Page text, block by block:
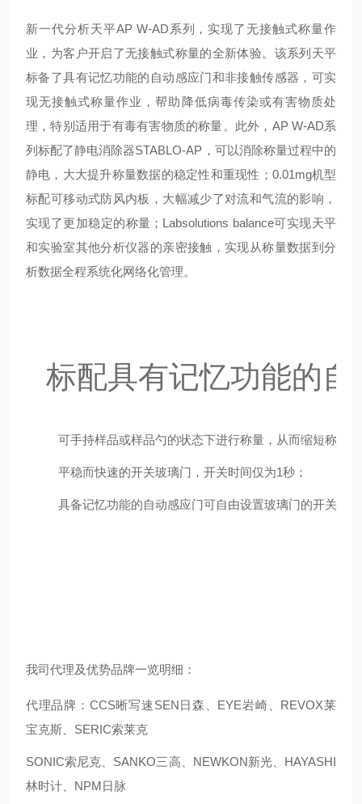
新一代分析天平AP W-AD系列，实现了无接触式称量作
业，为客户开启了无接触式称量的全新体验。该系列天平
标备了具有记忆功能的自动感应门和非接触传感器，可实
现无接触式称量作业，帮助降低病毒传染或有害物质处
理，特别适用于有毒有害物质的称量。此外，AP W-AD系
列标配了静电消除器STABLO-AP，可以消除称量过程中的
静电，大大提升称量数据的稳定性和重现性；0.01mg机型
标配可移动式防风内板，大幅减少了对流和气流的影响，
实现了更加稳定的称量；Labsolutions balance可实现天平
和实验室其他分析仪器的亲密接触，实现从称量数据到分
析数据全程系统化网络化管理。
标配具有记忆功能的
可手持样品或样品勺的状态下进行称量，从而缩短称量
平稳而快速的开关玻璃门，开关时间仅为1秒；
具备记忆功能的自动感应门可自由设置玻璃门的开关范
我司代理及优势品牌一览明细：
代理品牌：CCS晰写速SEN日森、EYE岩崎、REVOX莱
宝克斯、SERIC索莱克
SONIC索尼克、SANKO三高、NEWKON新光、HAYASHI
林时计、NPM日脉